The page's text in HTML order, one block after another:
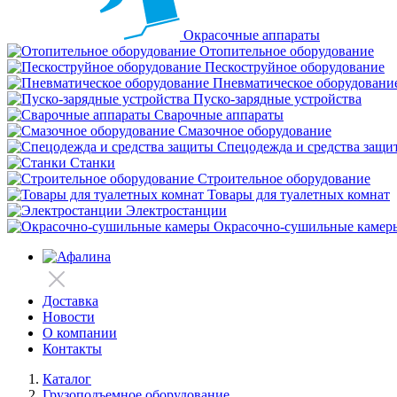
Окрасочные аппараты
Отопительное оборудование
Пескоструйное оборудование
Пневматическое
Пуско-зарядные устройства
Сварочные аппараты
Смазочное оборудование
Спецодежда и средства
Станки
Строительное оборудование
Товары для туалетных комнат
Электростанции
Окрасочно-сушильные
Доставка
Новости
О компании
Контакты
Каталог